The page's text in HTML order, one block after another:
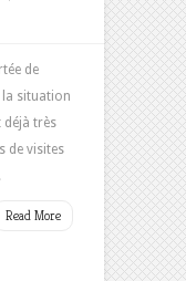
de
la situation
déjà très
de visites
Read More